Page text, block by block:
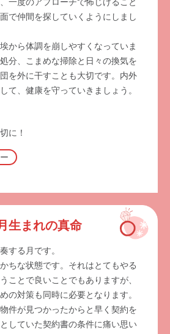
一度のアプローチで怖じけること
で仲間を探していくようにしまし
から体調を崩しやすくなっていま
分、こまめな掃除と日々の換気を
を外に干すことも大切です。内外
て、健康を守っていきましょう。
に！
生まれの真命
する月です。
ちな状態です。それはとてもやる
ことで良いことでもありますが、
の対策も同時に必要となります。
件が見つかったからと早く契約を
していた契約書の条件に痛い思い